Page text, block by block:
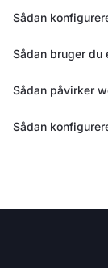
Sådan
Sådan bruger du
Sådan påvirker
Sådan